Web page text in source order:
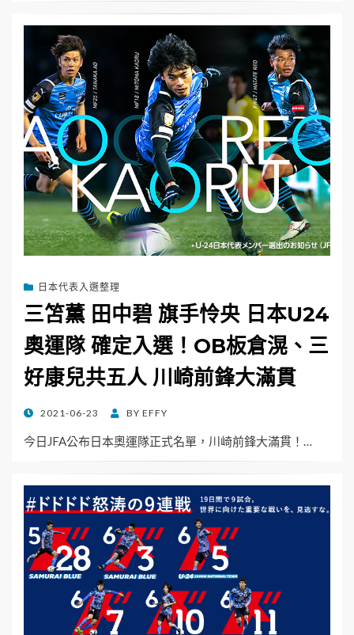
日本代表入選整理
三笘薫 田中碧 旗手怜央 日本U24
奧運隊 確定入選！OB板倉滉、三
好康兒共五人 川崎前鋒大滿貫
POSTED
2021-06-23 BY EFFY
今日JFA公布日本奧運隊正式名單，川崎前鋒大滿貫！…